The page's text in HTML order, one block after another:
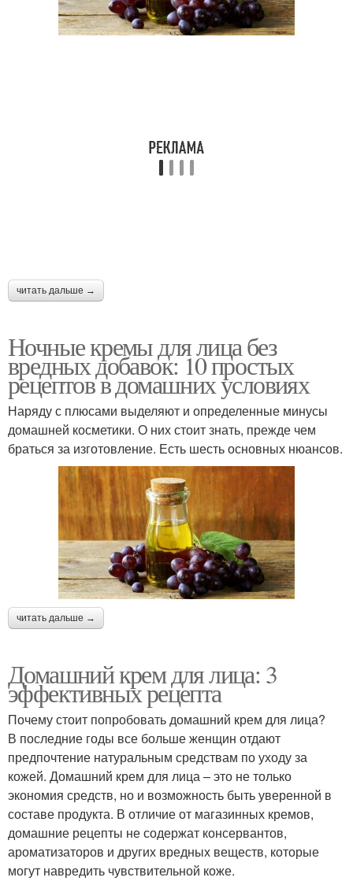
Крем с кокосовым
Крем с маскарпоне
Питательные кремы Крем для сухой кожи
Крем для
чувствительной кожи
Питательный крем
Крем без
использования
Крем перед
использованием
Заварной крем Ванильный крем
Клубничный крем Творожный крем
читать дальше →
Ночные кремы для лица без
вредных добавок: 10 простых
рецептов в домашних условиях
Наряду с плюсами выделяют и определенные минусы
домашней косметики. О них стоит знать, прежде чем
браться за изготовление. Есть шесть основных нюансов.
читать дальше →
Домашний крем для лица: 3
эффективных рецепта
Почему стоит попробовать домашний крем для лица?
В последние годы все больше женщин отдают
предпочтение натуральным средствам по уходу за
кожей. Домашний крем для лица – это не только
экономия средств, но и возможность быть уверенной в
составе продукта. В отличие от магазинных кремов,
домашние рецепты не содержат консервантов,
ароматизаторов и других вредных веществ, которые
могут навредить чувствительной коже.